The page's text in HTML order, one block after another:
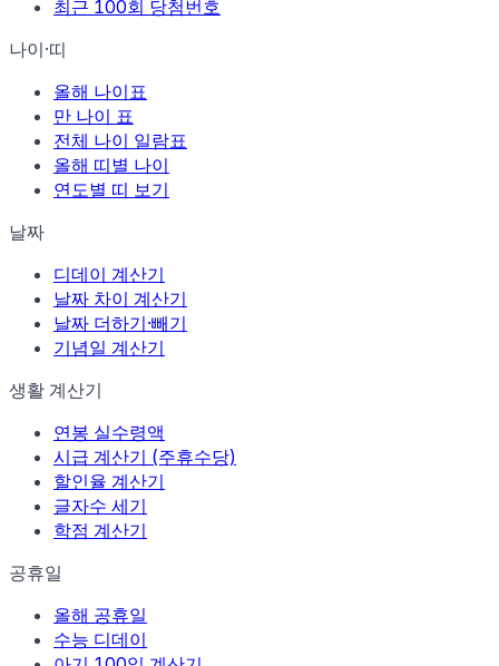
최근 100회 당첨번호
나이·띠
올해 나이표
만 나이 표
전체 나이 일람표
올해 띠별 나이
연도별 띠 보기
날짜
디데이 계산기
날짜 차이 계산기
날짜 더하기·빼기
기념일 계산기
생활 계산기
연봉 실수령액
시급 계산기 (주휴수당)
할인율 계산기
글자수 세기
학점 계산기
공휴일
올해 공휴일
수능 디데이